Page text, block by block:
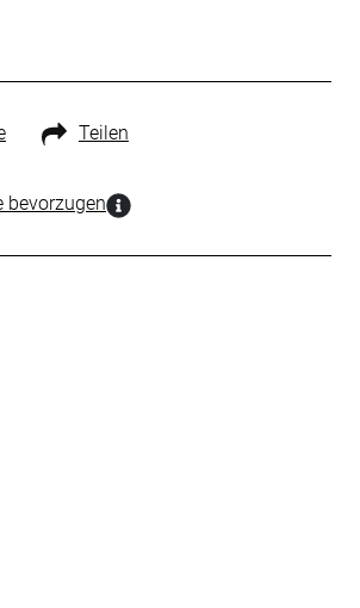
Teilen
bevorzugen